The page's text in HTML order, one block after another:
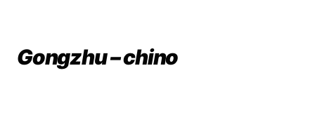
Gongzhu – chino